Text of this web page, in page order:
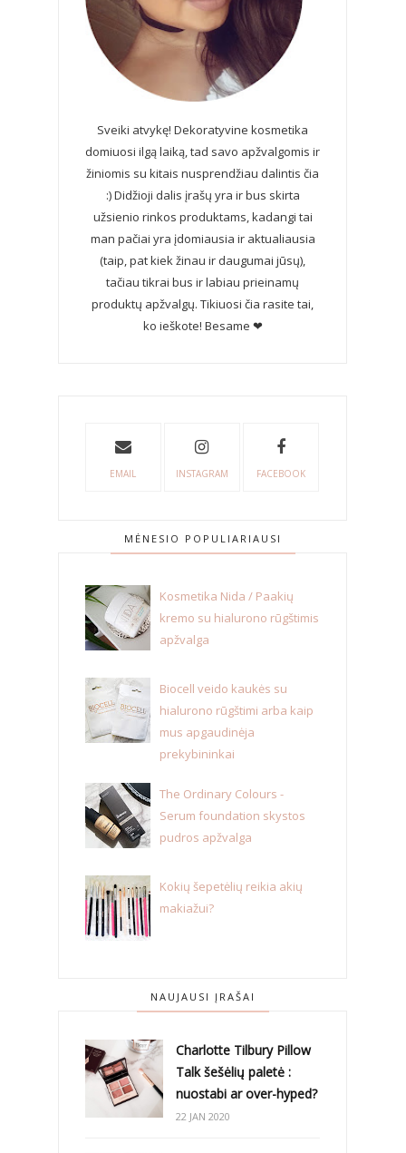
Sveiki atvykę! Dekoratyvine kosmetika
domiuosi ilgą laiką, tad savo apžvalgomis ir
žiniomis su kitais nusprendžiau dalintis čia
:) Didžioji dalis įrašų yra ir bus skirta
užsienio rinkos produktams, kadangi tai
man pačiai yra įdomiausia ir aktualiausia
(taip, pat kiek žinau ir daugumai jūsų),
tačiau tikrai bus ir labiau prieinamų
produktų apžvalgų. Tikiuosi čia rasite tai,
ko ieškote! Besame ❤
EMAIL INSTAGRAM FACEBOOK
MĖNESIO POPULIARIAUSI
Kosmetika Nida / Paakių
kremo su hialurono rūgštimis
apžvalga
Biocell veido kaukės su
hialurono rūgštimi arba kaip
mus apgaudinėja
prekybininkai
The Ordinary Colours -
Serum foundation skystos
pudros apžvalga
Kokių šepetėlių reikia akių
makiažui?
NAUJAUSI ĮRAŠAI
Charlotte Tilbury Pillow
Talk šešėlių paletė :
nuostabi ar over-hyped?
22 JAN 2020